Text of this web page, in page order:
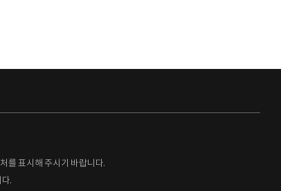
를 표시해 주시기 바랍니다.
.